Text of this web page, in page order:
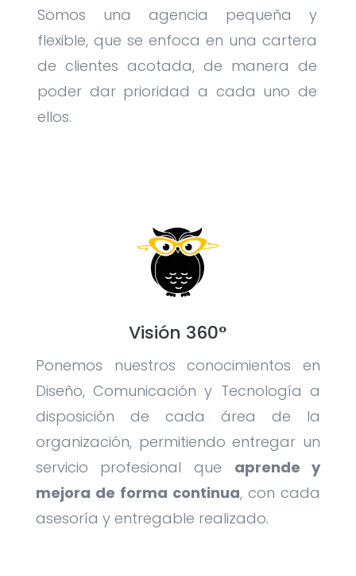
Somos una agencia pequeña y
flexible, que se enfoca en una cartera
de clientes acotada, de manera de
poder dar prioridad a cada uno de
ellos.
Visión 360°
Ponemos nuestros conocimientos en
Diseño, Comunicación y Tecnología a
disposición de cada área de la
organización, permitiendo entregar un
servicio profesional que aprende y
mejora de forma continua, con cada
asesoría y entregable realizado.